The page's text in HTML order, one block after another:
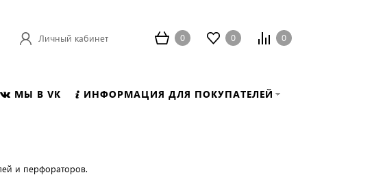
Личный кабинет 0 0 0
МЫ В VK ИНФОРМАЦИЯ ДЛЯ ПОКУПАТЕЛЕЙ
и перфораторов.